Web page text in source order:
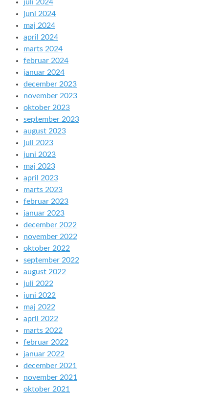
juli 2024
juni 2024
maj 2024
april 2024
marts 2024
februar 2024
januar 2024
december 2023
november 2023
oktober 2023
september 2023
august 2023
juli 2023
juni 2023
maj 2023
april 2023
marts 2023
februar 2023
januar 2023
december 2022
november 2022
oktober 2022
september 2022
august 2022
juli 2022
juni 2022
maj 2022
april 2022
marts 2022
februar 2022
januar 2022
december 2021
november 2021
oktober 2021